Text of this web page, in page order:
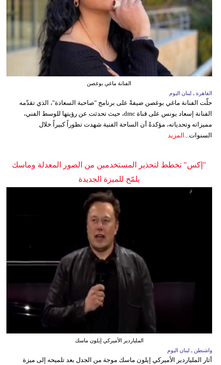
الفنانة ماغي بوغصن
القاهرة ـ لبنان اليوم
حلّت الفنانة ماغي بوغصن ضيفةً على برنامج "صاحبة السعادة"، الذي تقدّمه
الفنانة إسعاد يونس على قناة dmc، حيث تحدثت عن رؤيتها للوسط الفني،
مميزاته وتحدياته، مؤكدةً أن الساحة الفنية شهدت تطوراً كبيراً خلال
السنوات... المزيد
"إكس" تخطط لتحذير المستخدمين من الصور المعدلة وماسك
يلمّح للميزة الجديدة
الملياردير الأميركي إيلون ماسك
واشنطن ـ لبنان اليوم
أثار الملياردير الأميركي إيلون ماسك موجة من الجدل بعد تلميحه إلى ميزة